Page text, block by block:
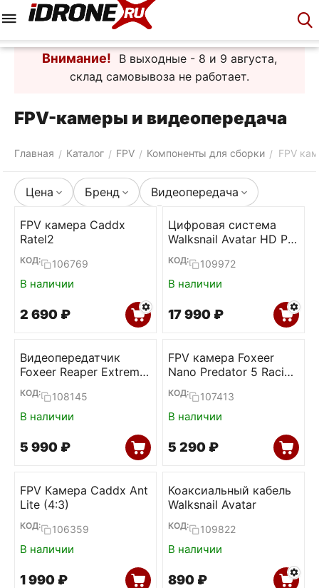
Внимание!
В выходные - 8 и 9 августа,
склад самовывоза не работает.
FPV-камеры и видеопередача
Главная / Каталог / FPV / Компоненты для сборки / FPV
Цена Бренд Видеопередача
FPV камера Caddx
Ratel2
КОД: 106769
В наличии
2 690 ₽
Цифровая система
Walksnail Avatar HD Pro
Kit
КОД: 109972
В наличии
17 990 ₽
Видеопередатчик
Foxeer Reaper Extreme
v3 2.5W 4.9G-6G 80ch
VTx
КОД: 108145
В наличии
5 990 ₽
FPV камера Foxeer
Nano Predator 5 Racing
Super WDR 4ms (Red)
КОД: 107413
В наличии
5 290 ₽
FPV Камера Caddx Ant
Lite (4:3)
КОД: 106359
В наличии
1 990 ₽
Коаксиальный кабель
Walksnail Avatar
КОД: 109822
В наличии
‍890‍ ₽
Корзина